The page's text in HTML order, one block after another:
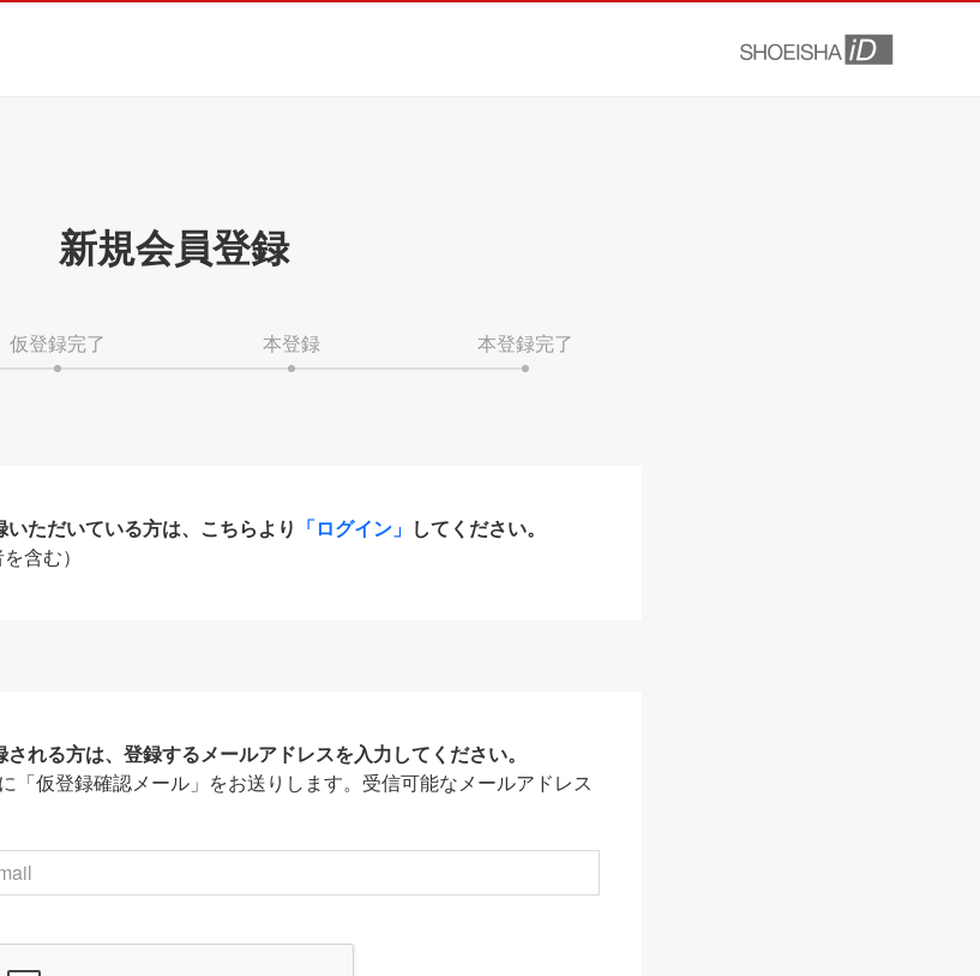
新規会員登録
仮登録完了 本登録 本登録完了
ただいている方は、こちらより 「ログイン」 してください。
含む）
れる方は、登録するメールアドレスを入力してください。
「仮登録確認メール」をお送りします。受信可能なメールアドレス